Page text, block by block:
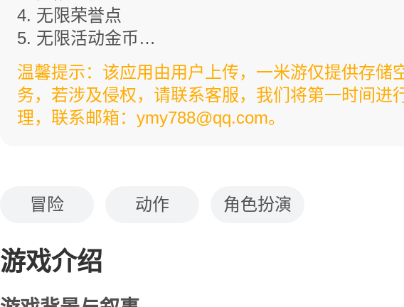
4. 无限荣誉点
5. 无限活动金币
6. 无限胜利点
7. 无限升级货币
8. 无限活动中心货币
温馨提示：该应用由用户上传，一米游仅提供存储
务，若涉及侵权，请联系客服，我们将第一时间进
理，联系邮箱：ymy788@qq.com。
冒险 动作 角色扮演
游戏介绍